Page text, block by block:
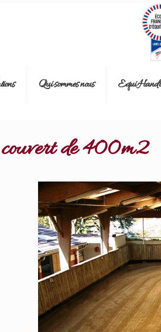
Qui sommes nous Equi Handi
de 400m2